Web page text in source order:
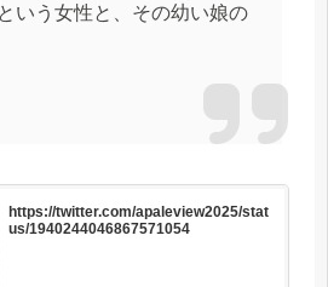
いう女性と、その幼い娘の
https://twitter.com/apaleview2025/stat
us/1940244046867571054